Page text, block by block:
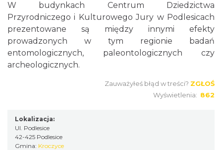
W budynkach Centrum Dziedzictwa
Przyrodniczego i Kulturowego Jury w Podlesicach
prezentowane są między innymi efekty
prowadzonych w tym regionie badań
entomologicznych, paleontologicznych czy
archeologicznych.
Zauważyłeś błąd w treści? ZGŁOŚ
Wyświetlenia: 862
Lokalizacja:
Ul. Podlesice
42-425 Podlesice
Gmina: Kroczyce